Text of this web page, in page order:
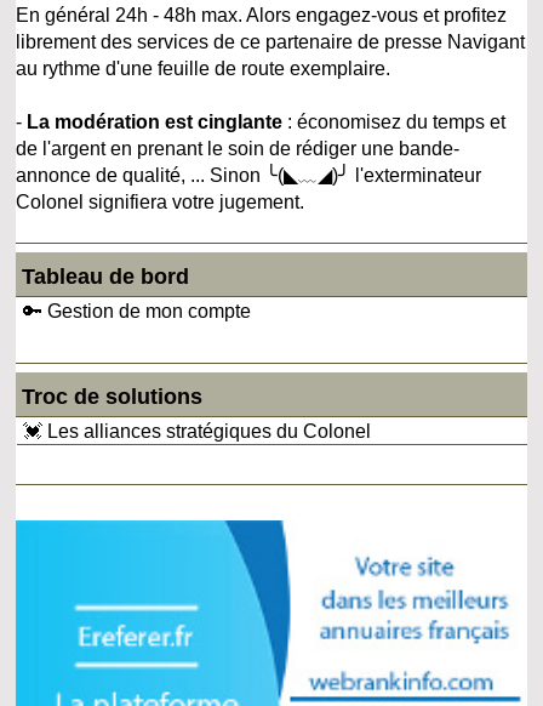
En général 24h - 48h max. Alors engagez-vous et profitez
librement des services de ce partenaire de presse Navigant
au rythme d'une feuille de route exemplaire.
- La modération est cinglante : économisez du temps et
de l'argent en prenant le soin de rédiger une bande-
annonce de qualité, ... Sinon ╰(◣﹏◢)╯ l'exterminateur
Colonel signifiera votre jugement.
Tableau de bord
🔑 Gestion de mon compte
Troc de solutions
💓 Les alliances stratégiques du Colonel